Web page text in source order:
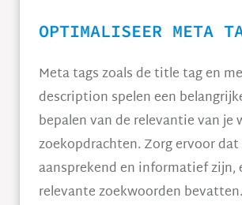
OPTIMALISEER META
Meta tags zoals de title tag en
description spelen een
bepalen van de relevantie van je
zoekopdrachten. Zorg ervoor dat
aansprekend en informatief zijn,
relevante zoekwoorden bevatten.